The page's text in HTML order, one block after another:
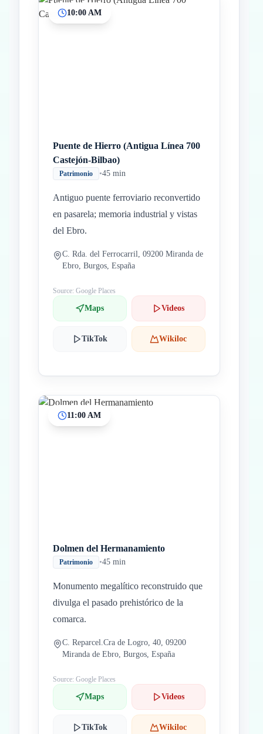
10:00 AM
Puente de Hierro (Antigua Línea 700
Castejón-Bilbao)
Patrimonio •45 min
Antiguo puente ferroviario reconvertido
en pasarela; memoria industrial y vistas
del Ebro.
C. Rda. del Ferrocarril, 09200 Miranda de
Ebro, Burgos, España
Source: Google Places
Maps Videos
TikTok Wikiloc
11:00 AM
Dolmen del Hermanamiento
Patrimonio •45 min
Monumento megalítico reconstruido que
divulga el pasado prehistórico de la
comarca.
C. Reparcel.Cra de Logro, 40, 09200
Miranda de Ebro, Burgos, España
Source: Google Places
Maps Videos
TikTok Wikiloc